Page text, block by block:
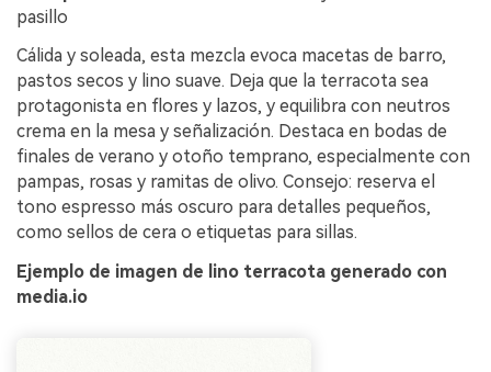
pasillo
Cálida y soleada, esta mezcla evoca macetas de barro,
pastos secos y lino suave. Deja que la terracota sea
protagonista en flores y lazos, y equilibra con neutros
crema en la mesa y señalización. Destaca en bodas de
finales de verano y otoño temprano, especialmente con
pampas, rosas y ramitas de olivo. Consejo: reserva el
tono espresso más oscuro para detalles pequeños,
como sellos de cera o etiquetas para sillas.
Ejemplo de imagen de lino terracota generado con
media.io